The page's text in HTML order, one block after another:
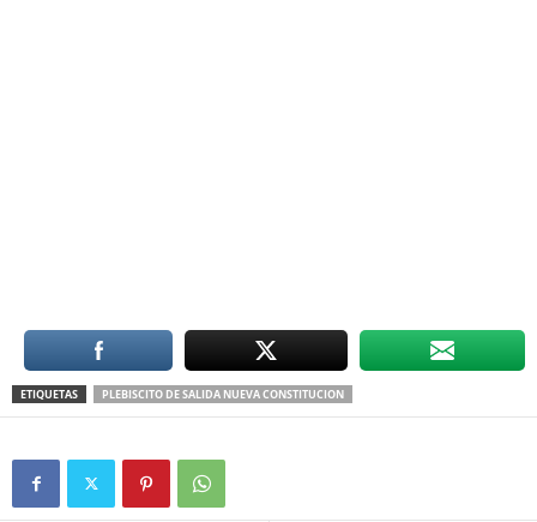
ETIQUETAS PLEBISCITO DE SALIDA NUEVA CONSTITUCION